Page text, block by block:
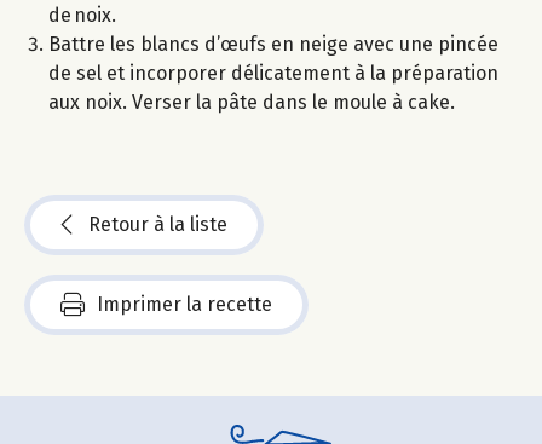
de noix.
Battre les blancs d’œufs en neige avec une pincée
de sel et incorporer délicatement à la préparation
aux noix. Verser la pâte dans le moule à cake.
Retour à la liste
Imprimer la recette